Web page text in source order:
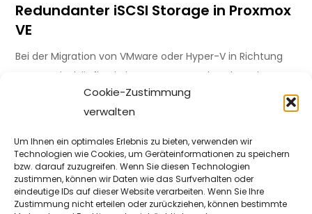
Cookie-Zustimmung
verwalten
Um Ihnen ein optimales Erlebnis zu bieten, verwenden wir
Technologien wie Cookies, um Geräteinformationen zu speichern
bzw. darauf zuzugreifen. Wenn Sie diesen Technologien
zustimmen, können wir Daten wie das Surfverhalten oder
eindeutige IDs auf dieser Website verarbeiten. Wenn Sie Ihre
Zustimmung nicht erteilen oder zurückziehen, können bestimmte
Redundanter iSCSI Storage in Proxmox
VE
Bei der Migration von VMware oder Hyper-V in Richtung
Proxmox ist häufig ein iSCSI Storage vorhanden. Dieses
kann redundant und […]
INFORMATIONEN, VIDEOS 23. JUNI 2024
Dell EMC ME5 mit Multipathing unter